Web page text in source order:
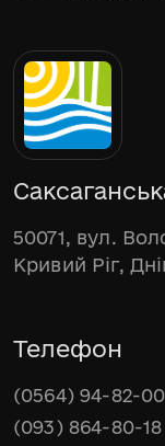
50071, вул.
Кривий Ріг,
Телефон
(0564) 94-82-00
(093) 864-80-18